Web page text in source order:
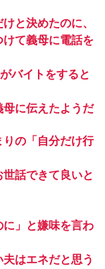
と決めたのに、
て義母に電話を
バイトをすると
に伝えたようだ
の「自分だけ行
話できて良いと
」と嫌味を言わ
はエネだと思う